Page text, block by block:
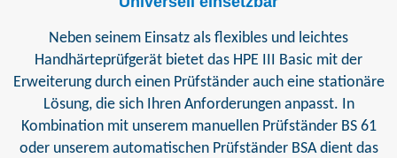
Neben seinem Einsatz als flexibles und leichtes
Handhärteprüfgerät bietet das HPE III Basic mit der
Erweiterung durch einen Prüfständer auch eine stationäre
Lösung, die sich Ihren Anforderungen anpasst. In
Kombination mit unserem manuellen Prüfständer BS 61
oder unserem automatischen Prüfständer BSA dient das